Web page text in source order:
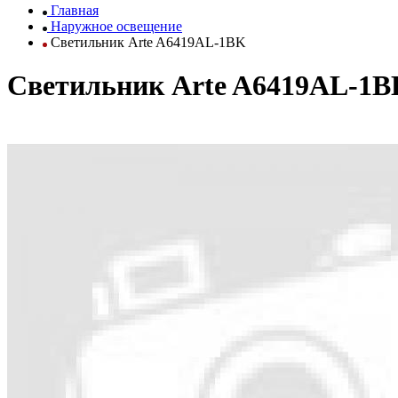
Главная
Наружное освещение
Светильник Arte A6419AL-1BK
Светильник Arte A6419AL-